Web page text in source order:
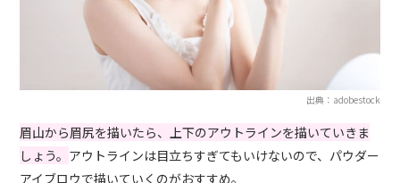
出典：adobestock
眉山から眉尻を描いたら、上下のアウトラインを描いていきま
しょう。 アウトラインは目立ちすぎてもいけないので、パウダー
アイブロウで描いていくのがおすすめ。